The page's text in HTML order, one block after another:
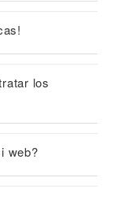
los
web?